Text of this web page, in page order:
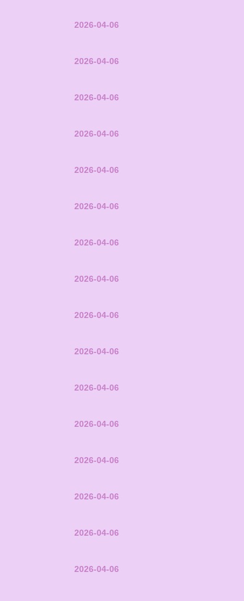
2026-04-06
2026-04-06
2026-04-06
2026-04-06
2026-04-06
2026-04-06
2026-04-06
2026-04-06
2026-04-06
2026-04-06
2026-04-06
2026-04-06
2026-04-06
2026-04-06
2026-04-06
2026-04-06